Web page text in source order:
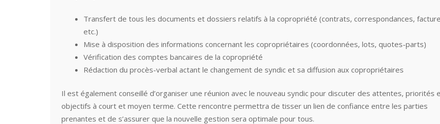
Transfert de tous les documents et dossiers relatifs à la copropriété (contrats, correspondances,
etc.)
Mise à disposition des informations concernant les copropriétaires (coordonnées, lots, quotes-parts)
Vérification des comptes bancaires de la copropriété
Rédaction du procès-verbal actant le changement de syndic et sa diffusion aux copropriétaires
Il est également conseillé d’organiser une réunion avec le nouveau syndic pour discuter des attentes, priorités
objectifs à court et moyen terme. Cette rencontre permettra de tisser un lien de confiance entre les parties
prenantes et de s’assurer que la nouvelle gestion sera optimale pour tous.